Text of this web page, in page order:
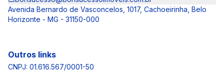
Avenida Bernardo de Vasconcelos, 1017, Cachoeirinha, Belo
Horizonte - MG - 31150-000
Outros links
CNPJ: 01.616.567/0001-50